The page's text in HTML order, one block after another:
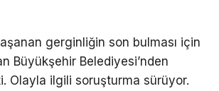
gerginliğin son bulması için
Büyükşehir Belediyesi’nden
Olayla ilgili soruşturma sürüyor.